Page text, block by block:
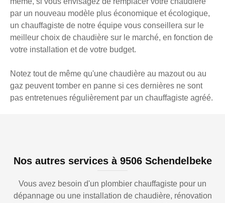
par un nouveau modèle plus économique et écologique,
un chauffagiste de notre équipe vous conseillera sur le
meilleur choix de chaudière sur le marché, en fonction de
votre installation et de votre budget.
Notez tout de même qu'une chaudière au mazout ou au
gaz peuvent tomber en panne si ces dernières ne sont
pas entretenues régulièrement par un chauffagiste agréé.
Nos autres services à 9506 Schendelbeke
Vous avez besoin d'un plombier chauffagiste pour un
dépannage ou une installation de chaudière, rénovation